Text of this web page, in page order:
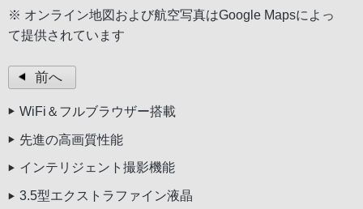
※ オンライン地図および航空写真はGoogle Mapsによっ
て提供されています
前へ
WiFi＆フルブラウザー搭載
先進の高画質性能
インテリジェント撮影機能
3.5型エクストラファイン液晶